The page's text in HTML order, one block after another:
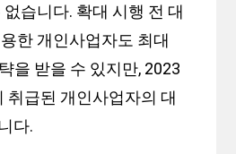
습니다. 확대 시행 전 대
한 개인사업자도 최대
을 받을 수 있지만, 2023
취급된 개인사업자의 대
다.